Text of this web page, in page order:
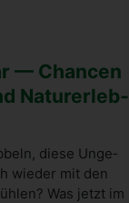
— Chan­cen
Natur­er­leb­
die­se Unge­
wie­der mit den
Was jetzt im